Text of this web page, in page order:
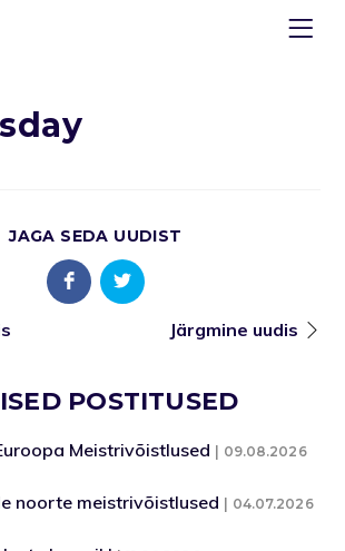
JAGA SEDA UUDIST
Järgmine uudis
POSTITUSED
Meistrivõistlused 09.08.2026
noorte meistrivõistlused 04.07.2026